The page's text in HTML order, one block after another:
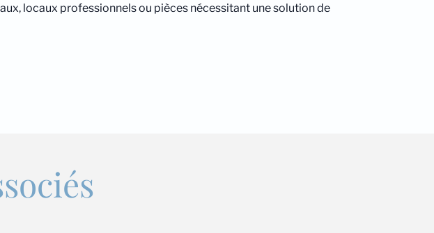
locaux professionnels ou pièces nécessitant une solution de